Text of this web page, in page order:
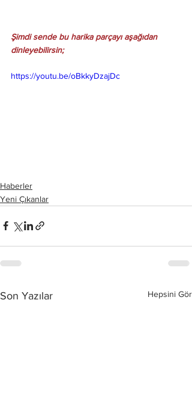
Şimdi sende bu harika parçayı aşağıdan
dinleyebilirsin;
https://youtu.be/oBkkyDzajDc
Haberler
Yeni Çıkanlar
Son Yazılar Hepsini Gör